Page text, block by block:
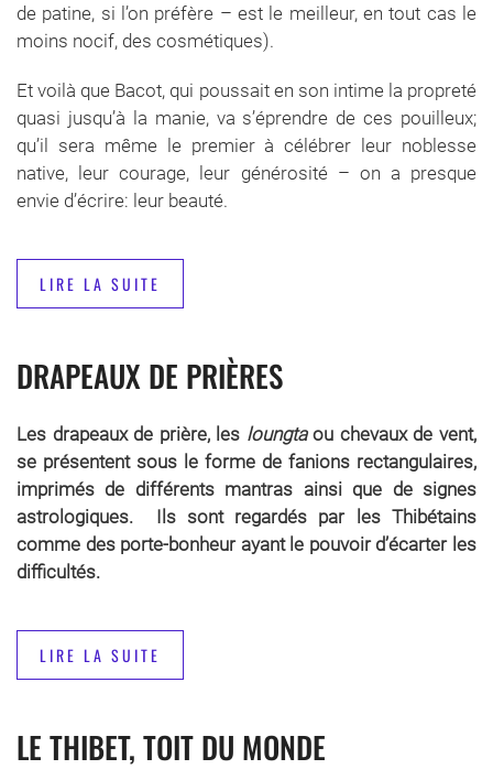
de patine, si l’on préfère – est le meilleur, en tout cas le
moins nocif, des cosmétiques).
Et voilà que Bacot, qui poussait en son intime la propreté
quasi jusqu’à la manie, va s’éprendre de ces pouilleux;
qu’il sera même le premier à célébrer leur noblesse
native, leur courage, leur générosité – on a presque
envie d’écrire: leur beauté.
LIRE LA SUITE
DRAPEAUX DE PRIÈRES
Les drapeaux de prière, les loungtaou chevaux de vent,
se présentent sous le forme de fanions rectangulaires,
imprimés de différents mantras ainsi que de signes
astrologiques. Ils sont regardés par les Thibétains
comme des porte-bonheur ayant le pouvoir d’écarter les
difficultés.
LIRE LA SUITE
LE THIBET, TOIT DU MONDE